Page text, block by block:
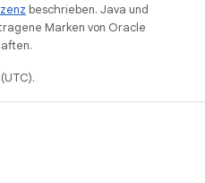
beschrieben. Java und
Marken von Oracle